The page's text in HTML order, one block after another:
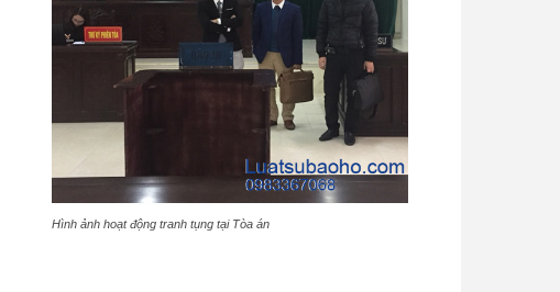
Hình ảnh hoạt động tranh tụng tại Tòa án